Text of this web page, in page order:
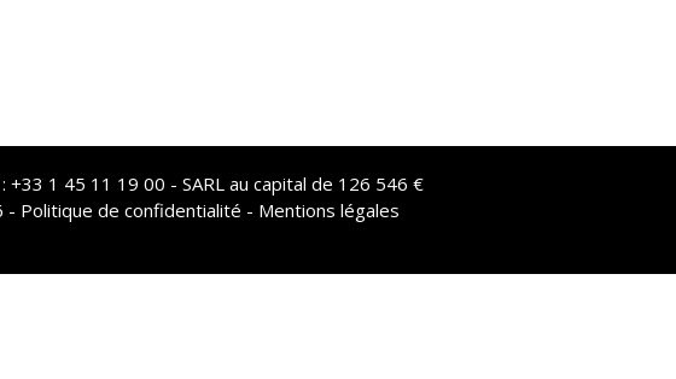
1 45 11 19 00 - SARL au capital de 126 546 €
- Politique de confidentialité - Mentions légales